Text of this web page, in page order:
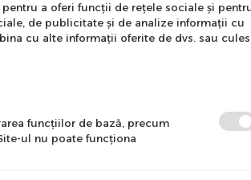
a oferi funcții de rețele sociale și
de publicitate și de analize informații cu
cu alte informații oferite de dvs. sau
funcţiilor de bază, precum
ul nu poate funcţiona